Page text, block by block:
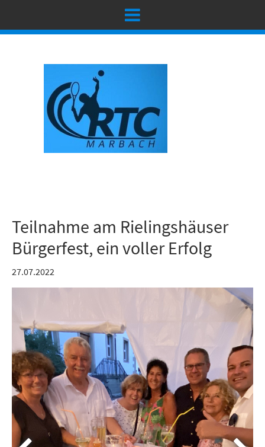
Teilnahme am Rielingshäuser
Bürgerfest, ein voller Erfolg
27.07.2022